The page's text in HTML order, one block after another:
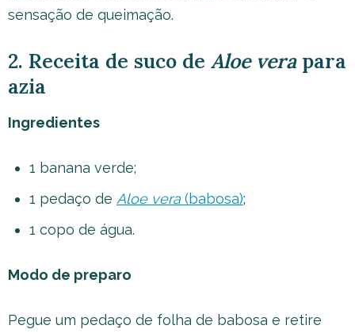
sensação de queimação.
2. Receita de suco de Aloe verapara
azia
Ingredientes
1 banana verde;
1 pedaço de Aloe vera (babosa);
1 copo de água.
Modo de preparo
Pegue um pedaço de folha de babosa e retire